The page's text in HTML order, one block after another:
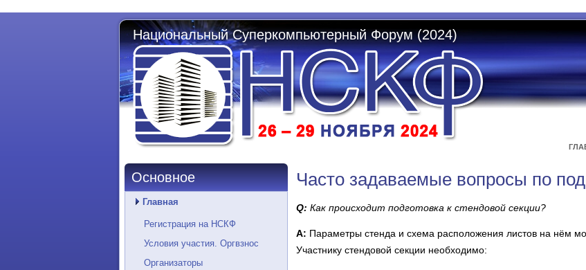
Национальный Суперкомпьютерный Форум (2024)
Основное
Главная
Регистрация на НСКФ
Условия участия. Оргвзнос
Организаторы
Часто задаваемые вопросы по
Q: Как происходит подготовка к стендовой секции?
А: Параметры стенда и схема расположения листов на нём
Участнику стендовой секции необходимо: